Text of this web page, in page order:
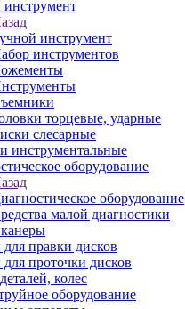
инструмент
инструментов
торцевые, ударные
слесарные
инструментальные
оборудование
оборудование
малой диагностики
правки дисков
проточки дисков
колес
оборудование